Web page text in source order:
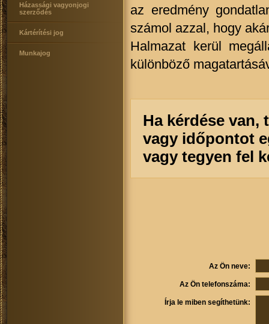
Házassági vagyonjogi
szerződés
Kártérítési jog
Munkajog
az eredmény
számol azzal, hogy
Halmazat kerül
különböző
Ha kérdése van,
vagy időpontot
vagy tegyen fel
Az Ön neve:
Az Ön telefonszáma:
Írja le miben segíthetünk: